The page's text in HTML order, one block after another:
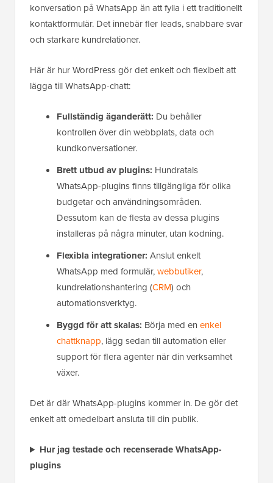
konversation på WhatsApp än att fylla i ett traditionellt
kontaktformulär. Det innebär fler leads, snabbare svar
och starkare kundrelationer.
Här är hur WordPress gör det enkelt och flexibelt att
lägga till WhatsApp-chatt:
Fullständig äganderätt: Du behåller
kontrollen över din webbplats, data och
kundkonversationer.
Brett utbud av plugins: Hundratals
WhatsApp-plugins finns tillgängliga för olika
budgetar och användningsområden.
Dessutom kan de flesta av dessa plugins
installeras på några minuter, utan kodning.
Flexibla integrationer: Anslut enkelt
WhatsApp med formulär,webbutiker,
kundrelationshantering (CRM) och
automationsverktyg.
Byggd för att skalas: Börja med en enkel
chattknapp, lägg sedan till automation eller
support för flera agenter när din verksamhet
växer.
Det är där WhatsApp-plugins kommer in. De gör det
enkelt att omedelbart ansluta till din publik.
Hur jag testade och recenserade WhatsApp-
plugins